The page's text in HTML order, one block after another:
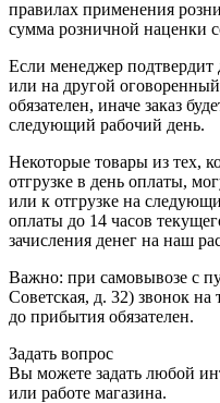
правилах применения
сумма розничной наценки
Если менеджер подтвердит
или на другой
обязателен, иначе заказ
следующий рабочий день.
Некоторые товары из тех,
отгрузке в день оплаты,
или к отгрузке на
оплаты до 14 часов
зачисления денег на наш
Важно: при самовывозе с
Советская, д. 32) звонок на
до прибытия обязателен.
Задать вопрос
Вы можете задать любой
или работе магазина.